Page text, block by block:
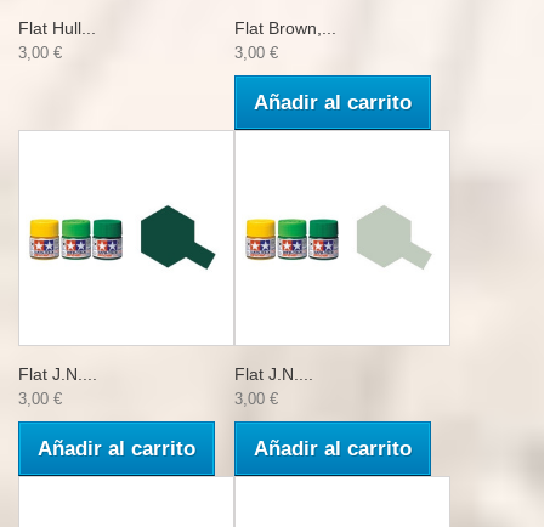
Flat Hull...
3,00 €
Flat Brown,...
3,00 €
Añadir al carrito
Flat J.N....
3,00 €
Añadir al carrito
Flat J.N....
3,00 €
Añadir al carrito